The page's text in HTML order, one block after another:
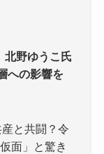
北野ゆうこ氏
への影響を
と共闘？令
面」と驚き